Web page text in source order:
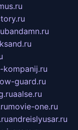
bandamn.ru
guard.ru
aalse.ru
movie-one.ru
andreislyusar.ru